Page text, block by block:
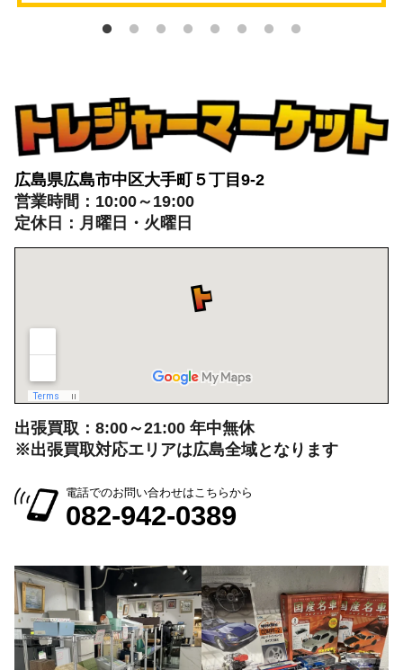
広島県広島市中区大手町５丁目9-2
営業時間：10:00～19:00
定休日：月曜日・火曜日
出張買取：8:00～21:00 年中無休
※出張買取対応エリアは広島全域となります
電話でのお問い合わせはこちらから
082-942-0389